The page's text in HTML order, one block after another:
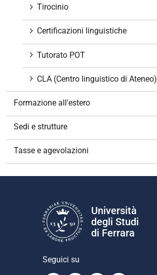
Tirocinio
Certificazioni linguistiche
Tutorato POT
CLA (Centro linguistico di Ateneo)
Formazione all'estero
Sedi e strutture
Tasse e agevolazioni
Università
degli Studi
di Ferrara
Seguici su